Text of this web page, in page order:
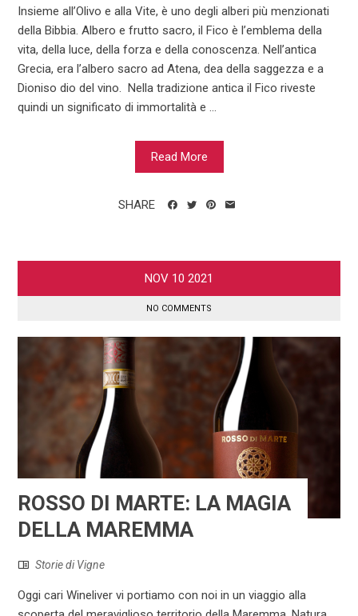
Insieme all’Olivo e alla Vite, è uno degli alberi più menzionati
della Bibbia. Albero e frutto sacro, il Fico è l’emblema della
vita, della luce, della forza e della conoscenza. Nell’antica
Grecia, era l’albero sacro ad Atena, dea della saggezza e a
Dioniso dio del vino. Nella tradizione antica il Fico riveste
quindi un significato di immortalità e ...
Read More
SHARE
NOV 10 2021
NO COMMENTS
ROSSO DI MARTE: LA MAGIA
DELLA MAREMMA
Storie di Vigne
Oggi cari Wineliver vi portiamo con noi in un viaggio alla